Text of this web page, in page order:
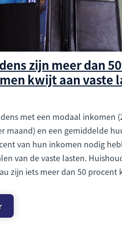
zijn meer dan
kwijt aan vaste
met een modaal inkomen
maand) en een gemiddelde
van hun inkomen nodig
van de vaste lasten.
zijn iets meer dan 50 procent